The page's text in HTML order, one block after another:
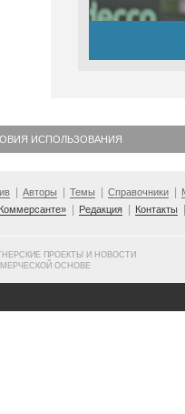
ИСПОЛЬЗОВАНИЯ
Авторы Темы Справочники
Редакция Контакты
ПРОЕКТЫ И НОВОСТИ
ОСНОВЕ